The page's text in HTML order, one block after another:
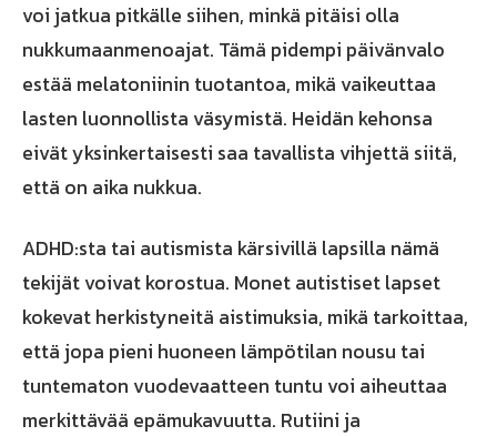
voi jatkua pitkälle siihen, minkä pitäisi olla
nukkumaanmenoajat. Tämä pidempi päivänvalo
estää melatoniinin tuotantoa, mikä vaikeuttaa
lasten luonnollista väsymistä. Heidän kehonsa
eivät yksinkertaisesti saa tavallista vihjettä siitä,
että on aika nukkua.
ADHD:sta tai autismista kärsivillä lapsilla nämä
tekijät voivat korostua. Monet autistiset lapset
kokevat herkistyneitä aistimuksia, mikä tarkoittaa,
että jopa pieni huoneen lämpötilan nousu tai
tuntematon vuodevaatteen tuntu voi aiheuttaa
merkittävää epämukavuutta. Rutiini ja